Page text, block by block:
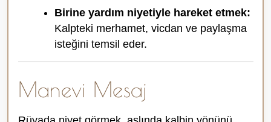
Birine yardım niyetiyle hareket etmek:
Kalpteki merhamet, vicdan ve paylaşma
isteğini temsil eder.
Manevi Mesaj